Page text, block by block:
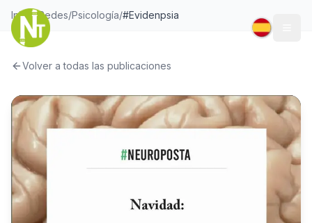
Inicio/Redes/Psicología/#Evidenpsia
Volver a todas las publicaciones